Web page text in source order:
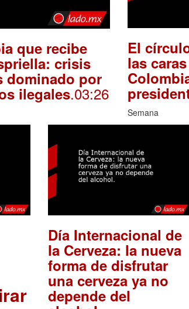
que recibe
crisis
dominado por
ilegales.03:26
El
las
Semana
Día Internacional de
la Cerveza: la nueva
forma de disfrutar
una cerveza ya no
depende del